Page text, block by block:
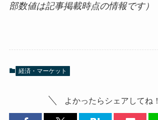
部数値は記事掲載時点の情報です）
経済・マーケット
よかったらシェアしてね！